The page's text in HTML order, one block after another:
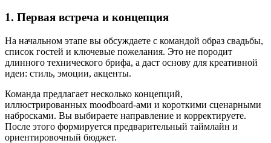
1. Первая встреча и концепция
На начальном этапе вы обсуждаете с командой образ свадьбы,
список гостей и ключевые пожелания. Это не породит
длинного технического брифа, а даст основу для креативной
идеи: стиль, эмоции, акценты.
Команда предлагает несколько концепций,
иллюстрированных moodboard-ами и короткими сценарными
набросками. Вы выбираете направление и корректируете.
После этого формируется предварительный таймлайн и
ориентировочный бюджет.